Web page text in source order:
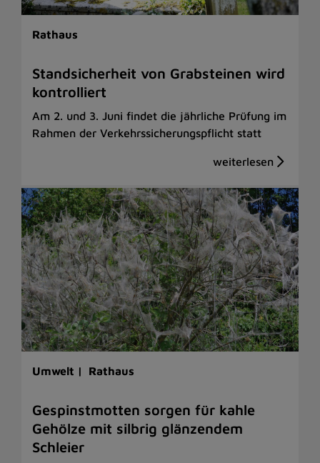
Rathaus
Standsicherheit von Grabsteinen wird
kontrolliert
Am 2. und 3. Juni findet die jährliche Prüfung im
Rahmen der Verkehrssicherungspflicht statt
Umwelt | Rathaus
Gespinstmotten sorgen für kahle
Gehölze mit silbrig glänzendem
Schleier